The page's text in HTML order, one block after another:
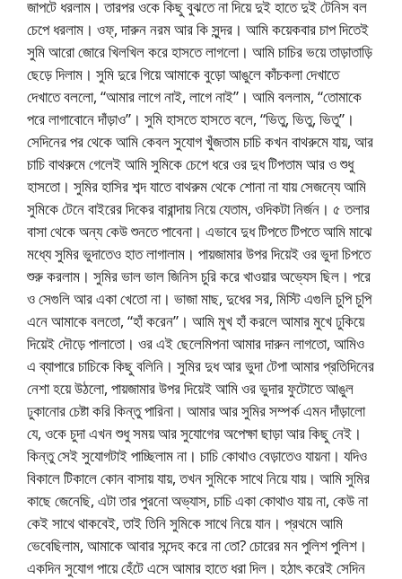
জাপটে ধরলাম। তারপর ওকে কিছু বুঝতে না দিয়ে দুই হাতে দুই টেনিস বল
চেপে ধরলাম। ওফ্, দারুন নরম আর কি সুন্দর। আমি কয়েকবার চাপ দিতেই
সুমি আরো জোরে খিলখিল করে হাসতে লাগলো। আমি চাচির ভয়ে তাড়াতাড়ি
ছেড়ে দিলাম। সুমি দুরে গিয়ে আমাকে বুড়ো আঙুলে কাঁচকলা দেখাতে
দেখাতে বললো, “আমার লাগে নাই, লাগে নাই”। আমি বললাম, “তোমাকে
পরে লাগাবোনে দাঁড়াও”। সুমি হাসতে হাসতে বলে, “ভিতু, ভিতু, ভিতু”।
সেদিনের পর থেকে আমি কেবল সুযোগ খুঁজতাম চাচি কখন বাথরুমে যায়, আর
চাচি বাথরুমে গেলেই আমি সুমিকে চেপে ধরে ওর দুধ টিপতাম আর ও শুধু
হাসতো। সুমির হাসির শব্দ যাতে বাথরুম থেকে শোনা না যায় সেজন্যে আমি
সুমিকে টেনে বাইরের দিকের বারান্দায় নিয়ে যেতাম, ওদিকটা নির্জন। ৫ তলার
বাসা থেকে অন্য কেউ শুনতে পাবেনা। এভাবে দুধ টিপতে টিপতে আমি মাঝে
মধ্যে সুমির ভুদাতেও হাত লাগালাম। পায়জামার উপর দিয়েই ওর ভুদা চিপতে
শুরু করলাম। সুমির ভাল ভাল জিনিস চুরি করে খাওয়ার অভ্যেস ছিল। পরে
ও সেগুলি আর একা খেতো না। ভাজা মাছ, দুধের সর, মিস্টি এগুলি চুপি চুপি
এনে আমাকে বলতো, “হাঁ করেন”। আমি মুখ হাঁ করলে আমার মুখে ঢুকিয়ে
দিয়েই দৌড়ে পালাতো। ওর এই ছেলেমিপনা আমার দারুন লাগতো, আমিও
এ ব্যাপারে চাচিকে কিছু বলিনি। সুমির দুধ আর ভুদা টেপা আমার প্রতিদিনের
নেশা হয়ে উঠলো, পায়জামার উপর দিয়েই আমি ওর ভুদার ফুটোতে আঙুল
ঢুকানোর চেষ্টা করি কিন্তু পারিনা। আমার আর সুমির সম্পর্ক এমন দাঁড়ালো
যে, ওকে চুদা এখন শুধু সময় আর সুযোগের অপেক্ষা ছাড়া আর কিছু নেই।
কিন্তু সেই সুযোগটাই পাচ্ছিলাম না। চাচি কোথাও বেড়াতেও যায়না। যদিও
বিকালে টিকালে কোন বাসায় যায়, তখন সুমিকে সাথে নিয়ে যায়। আমি সুমির
কাছে জেনেছি, এটা তার পুরনো অভ্যাস, চাচি একা কোথাও যায় না, কেউ না
কেই সাথে থাকবেই, তাই তিনি সুমিকে সাথে নিয়ে যান। প্রথমে আমি
ভেবেছিলাম, আমাকে আবার সন্দেহ করে না তো? চোরের মন পুলিশ পুলিশ।
একদিন সুযোগ পায়ে হেঁটে এসে আমার হাতে ধরা দিল। হঠাৎ করেই সেদিন